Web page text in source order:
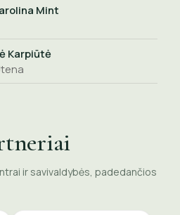
Mint
Karpiūtė
ir savivaldybės, padedančios